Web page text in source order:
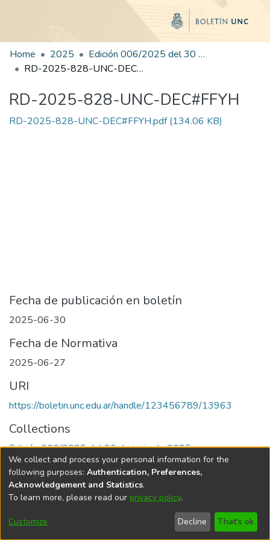
Home 2025
Edición 006/2025 del 30 de junio de 2025
RD-2025-828-UNC-DEC#FFYH
RD-2025-828-UNC-DEC#FFYH
RD-2025-828-UNC-DEC#FFYH.pdf(134.06 KB)
Fecha de publicación en boletín
2025-06-30
Fecha de Normativa
2025-06-27
URI
https://boletin.unc.edu.ar/handle/123456789/13963
Collections
Edición 006/2025 del 30 de junio de 2025
Universidad Nacional de Córdoba
We collect and process your personal information for the
following purposes: Authentication, Preferences,
Acknowledgement and Statistics.
To learn more, please read our privacy policy.
Customize Decline That's ok